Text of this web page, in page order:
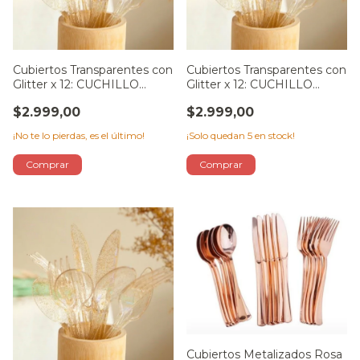
Cubiertos Transparentes con
Glitter x 12: CUCHILLO
$2.999,00
¡No te lo pierdas, es el último!
Cubiertos Transparentes con
Glitter x 12: CUCHILLO
$2.999,00
¡Solo quedan 5 en stock!
Cubiertos Metalizados Rosa